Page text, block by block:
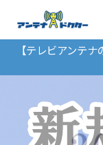
【テレビアンテ